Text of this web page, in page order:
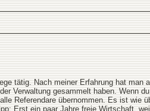
tätig. Nach meiner Erfahrung hat
Verwaltung gesammelt haben. Wenn
Referendare übernommen. Es ist
Erst ein paar Jahre freie Wirtschaft,